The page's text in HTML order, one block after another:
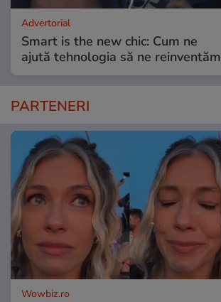
Advertorial
Smart is the new chic: Cum ne
ajută tehnologia să ne reinventăm
PARTENERI
Wowbiz.ro